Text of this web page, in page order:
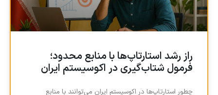
راز رشد استارتاپ‌ها با منابع محدود؛
فرمول شتاب‌گیری در اکوسیستم ایران
چطور استارتاپ‌ها در اکوسیستم ایران می‌توانند با منابع